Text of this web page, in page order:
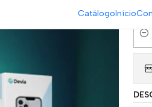
CatálogoInício